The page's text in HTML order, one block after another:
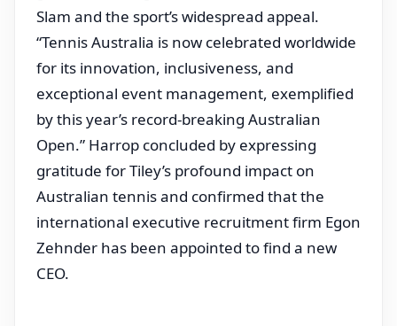
Slam and the sport’s widespread appeal.
“Tennis Australia is now celebrated worldwide
for its innovation, inclusiveness, and
exceptional event management, exemplified
by this year’s record-breaking Australian
Open.” Harrop concluded by expressing
gratitude for Tiley’s profound impact on
Australian tennis and confirmed that the
international executive recruitment firm Egon
Zehnder has been appointed to find a new
CEO.